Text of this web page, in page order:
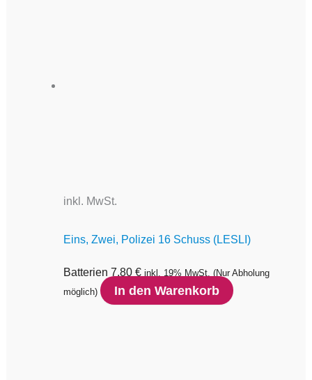
inkl. MwSt.
Eins, Zwei, Polizei 16 Schuss (LESLI)
Batterien 7,80 € inkl. 19% MwSt. (Nur Abholung
möglich)
In den Warenkorb